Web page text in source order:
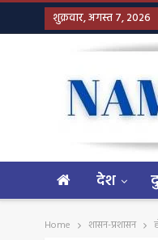
शुक्रवार, अगस्त 7, 2026
देश
Home शासन-प्रशासन